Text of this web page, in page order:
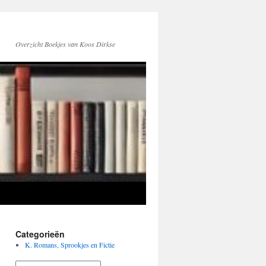
Overzicht Boekjes van Koos Dirkse
Categorieën
K. Romans, Sprookjes en Fictie